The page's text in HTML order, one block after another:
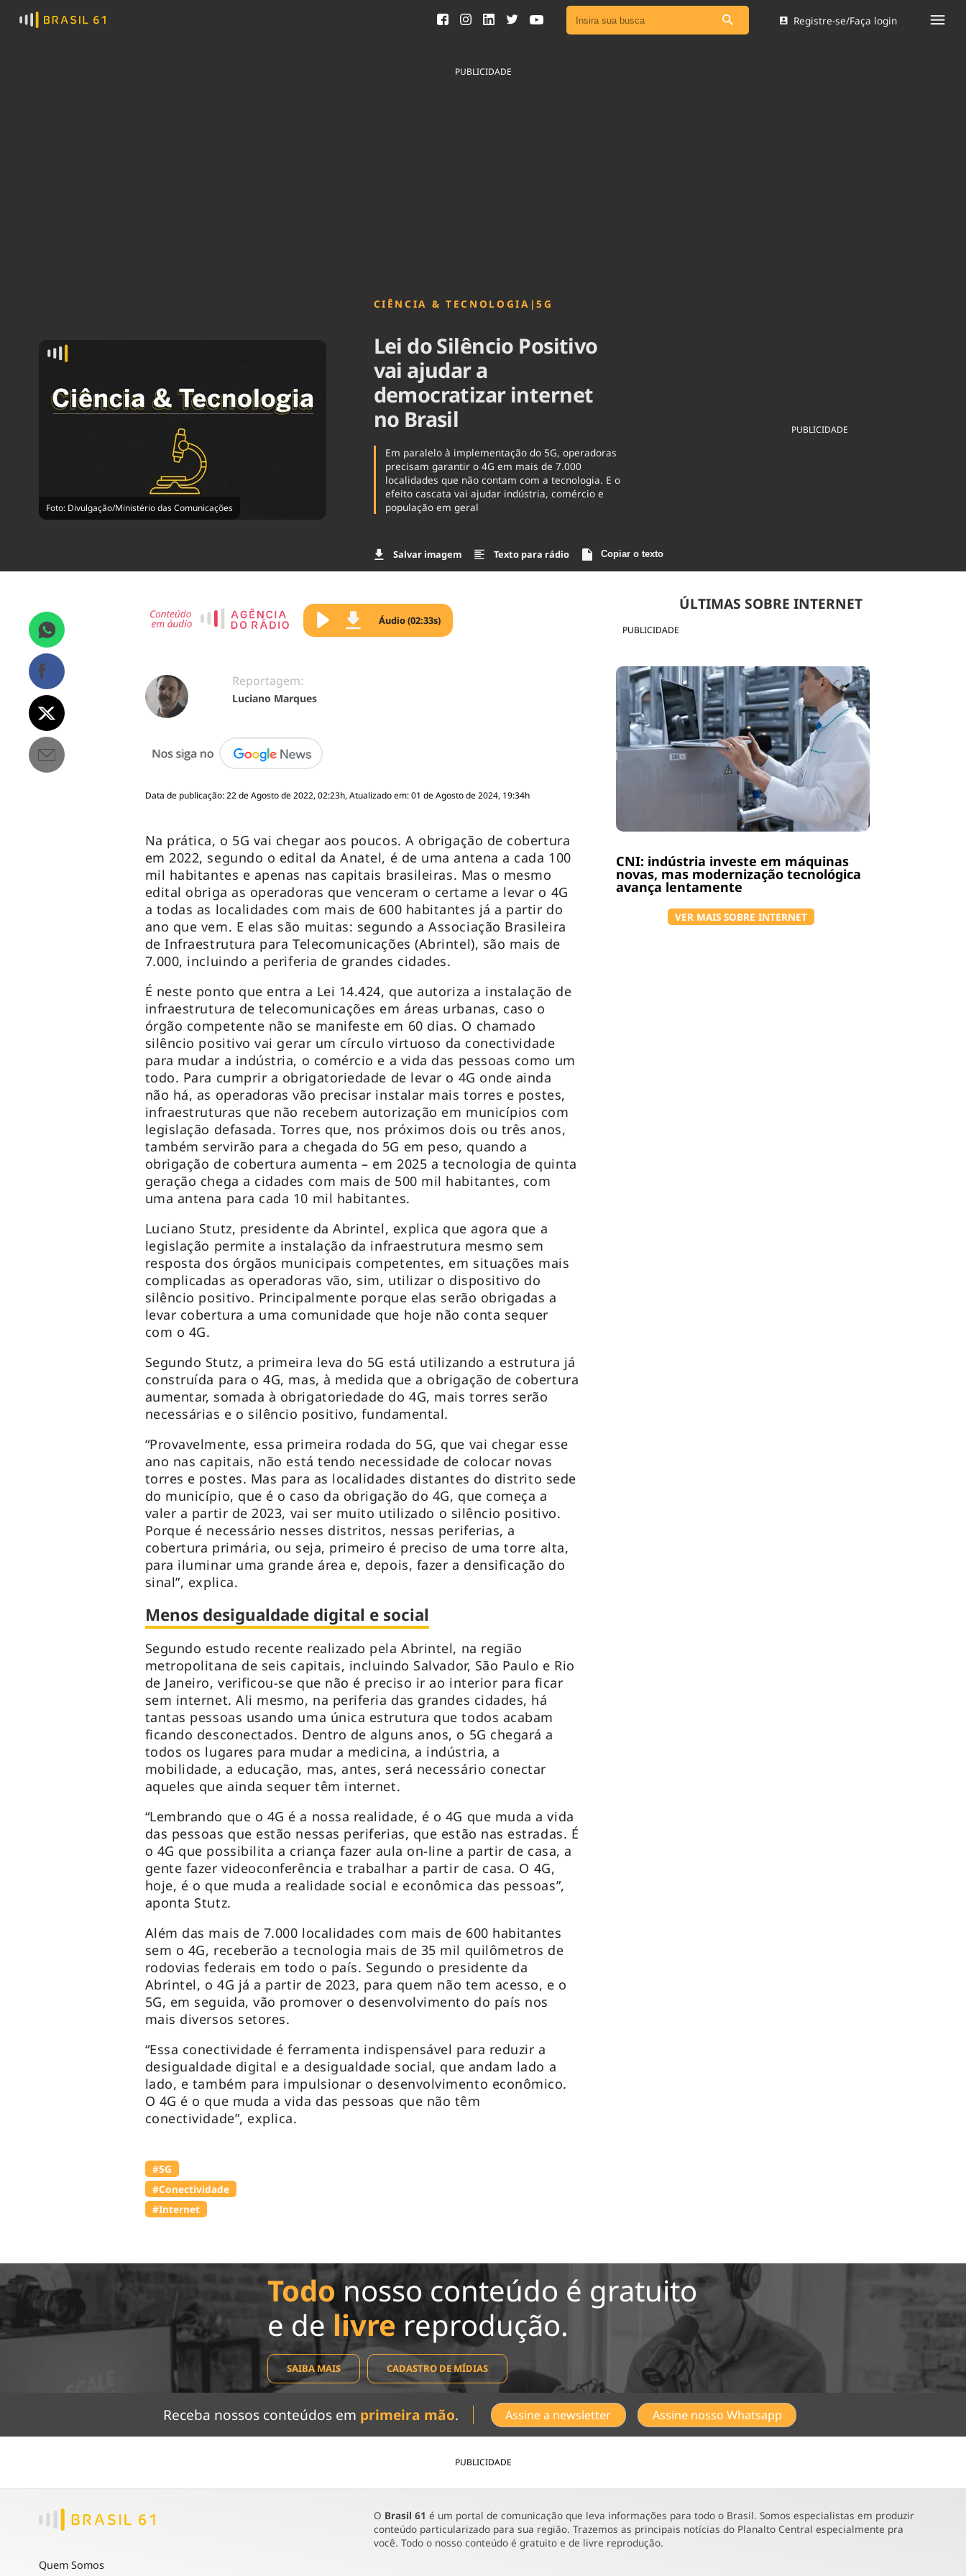
Ver todas as notícias
Brasil
Registre-se/Faça login
PUBLICIDADE
Foto: Divulgação/Ministério das Comunicações
CIÊNCIA & TECNOLOGIA |5G
Lei do Silêncio Positivo
vai ajudar a
democratizar internet
no Brasil
Em paralelo à implementação do 5G, operadoras
precisam garantir o 4G em mais de 7.000
localidades que não contam com a tecnologia. E o
efeito cascata vai ajudar indústria, comércio e
população em geral
Salvar imagem Texto para rádio Copiar o texto
PUBLICIDADE
PUBLICIDADE
ÚLTIMAS SOBRE INTERNET
CNI: indústria investe em máquinas
novas, mas modernização tecnológica
avança lentamente
VER MAIS SOBRE INTERNET
Áudio (02:33s)
Reportagem:
Luciano Marques
Data de publicação: 22 de Agosto de 2022, 02:23h, Atualizado em: 01 de Agosto de 2024, 19:34h
Na prática, o 5G vai chegar aos poucos. A obrigação de cobertura
em 2022, segundo o edital da Anatel, é de uma antena a cada 100
mil habitantes e apenas nas capitais brasileiras. Mas o mesmo
edital obriga as operadoras que venceram o certame a levar o 4G
a todas as localidades com mais de 600 habitantes já a partir do
ano que vem. E elas são muitas: segundo a Associação Brasileira
de Infraestrutura para Telecomunicações (Abrintel), são mais de
7.000, incluindo a periferia de grandes cidades.
É neste ponto que entra a Lei 14.424, que autoriza a instalação de
infraestrutura de telecomunicações em áreas urbanas, caso o
órgão competente não se manifeste em 60 dias. O chamado
silêncio positivo vai gerar um círculo virtuoso da conectividade
para mudar a indústria, o comércio e a vida das pessoas como um
todo. Para cumprir a obrigatoriedade de levar o 4G onde ainda
não há, as operadoras vão precisar instalar mais torres e postes,
infraestruturas que não recebem autorização em municípios com
legislação defasada. Torres que, nos próximos dois ou três anos,
também servirão para a chegada do 5G em peso, quando a
obrigação de cobertura aumenta – em 2025 a tecnologia de quinta
geração chega a cidades com mais de 500 mil habitantes, com
uma antena para cada 10 mil habitantes.
Luciano Stutz, presidente da Abrintel, explica que agora que a
legislação permite a instalação da infraestrutura mesmo sem
resposta dos órgãos municipais competentes, em situações mais
complicadas as operadoras vão, sim, utilizar o dispositivo do
silêncio positivo. Principalmente porque elas serão obrigadas a
levar cobertura a uma comunidade que hoje não conta sequer
com o 4G.
Segundo Stutz, a primeira leva do 5G está utilizando a estrutura já
construída para o 4G, mas, à medida que a obrigação de cobertura
aumentar, somada à obrigatoriedade do 4G, mais torres serão
necessárias e o silêncio positivo, fundamental.
“Provavelmente, essa primeira rodada do 5G, que vai chegar esse
ano nas capitais, não está tendo necessidade de colocar novas
torres e postes. Mas para as localidades distantes do distrito sede
do município, que é o caso da obrigação do 4G, que começa a
valer a partir de 2023, vai ser muito utilizado o silêncio positivo.
Porque é necessário nesses distritos, nessas periferias, a
cobertura primária, ou seja, primeiro é preciso de uma torre alta,
para iluminar uma grande área e, depois, fazer a densificação do
sinal”, explica.
Menos desigualdade digital e social
Segundo estudo recente realizado pela Abrintel, na região
metropolitana de seis capitais, incluindo Salvador, São Paulo e Rio
de Janeiro, verificou-se que não é preciso ir ao interior para ficar
sem internet. Ali mesmo, na periferia das grandes cidades, há
tantas pessoas usando uma única estrutura que todos acabam
ficando desconectados. Dentro de alguns anos, o 5G chegará a
todos os lugares para mudar a medicina, a indústria, a
mobilidade, a educação, mas, antes, será necessário conectar
aqueles que ainda sequer têm internet.
“Lembrando que o 4G é a nossa realidade, é o 4G que muda a vida
das pessoas que estão nessas periferias, que estão nas estradas. É
o 4G que possibilita a criança fazer aula on-line a partir de casa, a
gente fazer videoconferência e trabalhar a partir de casa. O 4G,
hoje, é o que muda a realidade social e econômica das pessoas”,
aponta Stutz.
Além das mais de 7.000 localidades com mais de 600 habitantes
sem o 4G, receberão a tecnologia mais de 35 mil quilômetros de
rodovias federais em todo o país. Segundo o presidente da
Abrintel, o 4G já a partir de 2023, para quem não tem acesso, e o
5G, em seguida, vão promover o desenvolvimento do país nos
mais diversos setores.
“Essa conectividade é ferramenta indispensável para reduzir a
desigualdade digital e a desigualdade social, que andam lado a
lado, e também para impulsionar o desenvolvimento econômico.
O 4G é o que muda a vida das pessoas que não têm
conectividade”, explica.
#5G
#Conectividade
#Internet
Todonosso conteúdo é gratuito
e de livre reprodução.
SAIBA MAIS CADASTRO DE MÍDIAS
Receba nossos conteúdos em primeira mão. Assine a newsletter Assine nosso Whatsapp
PUBLICIDADE
Quem Somos
O Brasil 61 é um portal de comunicação que leva informações para todo o Brasil. Somos especialistas em produzir
conteúdo particularizado para sua região. Trazemos as principais notícias do Planalto Central especialmente pra
você. Todo o nosso conteúdo é gratuito e de livre reprodução.